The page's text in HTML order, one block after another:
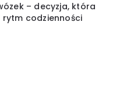
– decyzja, która
rytm codzienności